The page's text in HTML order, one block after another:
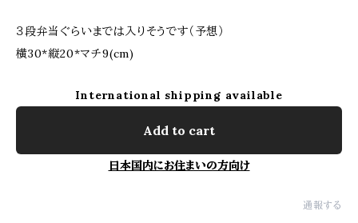
３段弁当ぐらいまでは入りそうです（予想）
横30*縦20*マチ9(cm)
International shipping available
Add to cart
日本国内にお住まいの方向け
通報する